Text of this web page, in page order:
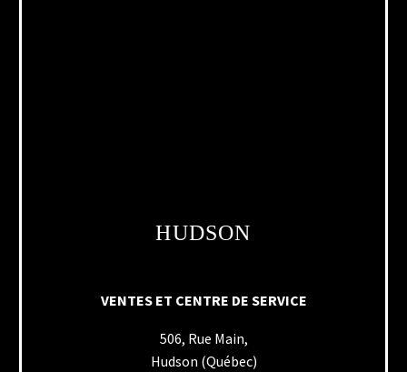
HUDSON
VENTES ET CENTRE DE SERVICE
506, Rue Main,
Hudson (Québec)